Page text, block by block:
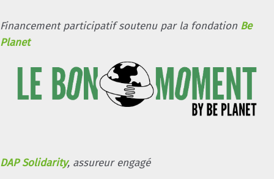
Financement participatif soutenu par la fondation Be
Planet
DAP Solidarity, assureur engagé